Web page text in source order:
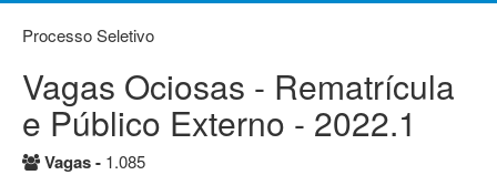
Processo Seletivo
Vagas Ociosas - Rematrícula
e Público Externo - 2022.1
Vagas - 1.085